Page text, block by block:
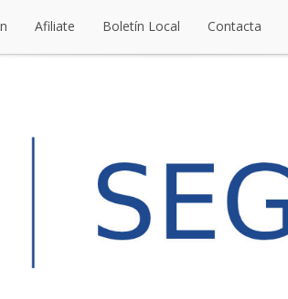
Afiliate Boletín Local Contacta